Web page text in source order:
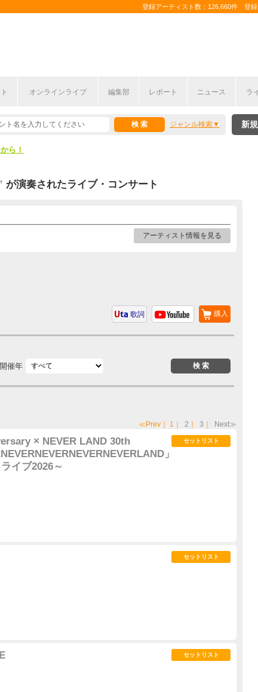
登録アーティスト数：126,660件 登
オンラインライブ 編集部 レポート ニュース ラ
ジャンル検索
編発表！
ら！
新
が演奏されたライブ・コンサート
アーティスト情報を見る
購入
歌詞
開催年
≪Prev ｜ 1 ｜ 2 ｜ 3 ｜ Next≫
× NEVER LAND 30th
」
イブ2026～
セットリスト
セットリスト
セットリスト